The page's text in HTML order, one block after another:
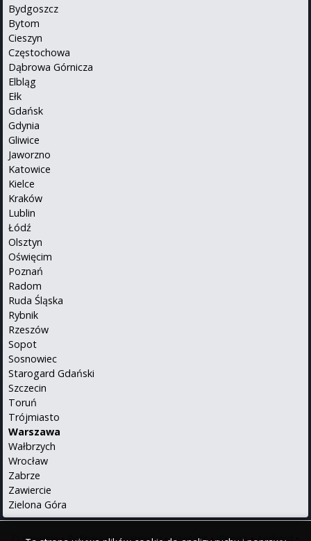
Bydgoszcz
Bytom
Cieszyn
Częstochowa
Dąbrowa Górnicza
Elbląg
Ełk
Gdańsk
Gdynia
Gliwice
Jaworzno
Katowice
Kielce
Kraków
Lublin
Łódź
Olsztyn
Oświęcim
Poznań
Radom
Ruda Śląska
Rybnik
Rzeszów
Sopot
Sosnowiec
Starogard Gdański
Szczecin
Toruń
Trójmiasto
Warszawa
Wałbrzych
Wrocław
Zabrze
Zawiercie
Zielona Góra
O serwisie•Polityka prywatności•Kontakt•iPhone•Android